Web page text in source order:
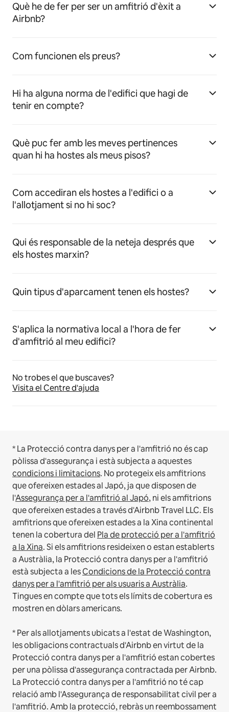
Què he de fer per ser un amfitrió d'èxit a
Airbnb?
Com funcionen els preus?
Hi ha alguna norma de l'edifici que hagi de
tenir en compte?
Què puc fer amb les meves pertinences
quan hi ha hostes als meus pisos?
Com accediran els hostes a l'edifici o a
l'allotjament si no hi soc?
Qui és responsable de la neteja després que
els hostes marxin?
Quin tipus d'aparcament tenen els hostes?
S'aplica la normativa local a l'hora de fer
d'amfitrió al meu edifici?
No trobes el que buscaves?
Visita el Centre d'ajuda
* La Protecció contra danys per a l'amfitrió no és cap
pòlissa d'assegurança i està subjecta a aquestes
condicions i limitacions. No protegeix els amfitrions
que ofereixen estades al Japó, ja que disposen de
l'Assegurança per a l'amfitrió al Japó, ni els amfitrions
que ofereixen estades a través d'Airbnb Travel LLC. Els
amfitrions que ofereixen estades a la Xina continental
tenen la cobertura del Pla de protecció per a l'amfitrió
a la Xina.Si els amfitrions resideixen o estan establerts
a Austràlia, la Protecció contra danys per a l'amfitrió
està subjecta a lesCondicions de la Protecció contra
danys per a l'amfitrió per als usuaris a Austràlia.
Tingues en compte que tots els límits de cobertura es
mostren en dòlars americans.
* Per als allotjaments ubicats a l'estat de Washington,
les obligacions contractuals d'Airbnb en virtut de la
Protecció contra danys per a l'amfitrió estan cobertes
per una pòlissa d'assegurança contractada per Airbnb.
La Protecció contra danys per a l'amfitrió no té cap
relació amb l'Assegurança de responsabilitat civil per a
l'amfitrió. Amb la protecció, rebràs un reembossament